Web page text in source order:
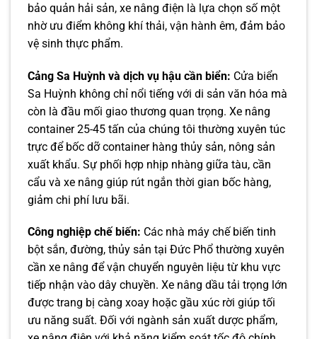
bảo quản hải sản, xe nâng điện là lựa chọn số một
nhờ ưu điểm không khí thải, vận hành êm, đảm bảo
vệ sinh thực phẩm.
Cảng Sa Huỳnh và dịch vụ hậu cần biển: Cửa biển
Sa Huỳnh không chỉ nổi tiếng với di sản văn hóa mà
còn là đầu mối giao thương quan trọng. Xe nâng
container 25-45 tấn của chúng tôi thường xuyên túc
trực để bốc dỡ container hàng thủy sản, nông sản
xuất khẩu. Sự phối hợp nhịp nhàng giữa tàu, cần
cẩu và xe nâng giúp rút ngắn thời gian bốc hàng,
giảm chi phí lưu bãi.
Công nghiệp chế biến: Các nhà máy chế biến tinh
bột sắn, đường, thủy sản tại Đức Phổ thường xuyên
cần xe nâng để vận chuyển nguyên liệu từ khu vực
tiếp nhận vào dây chuyền. Xe nâng dầu tải trọng lớn
được trang bị càng xoay hoặc gầu xúc rời giúp tối
ưu năng suất. Đối với ngành sản xuất dược phẩm,